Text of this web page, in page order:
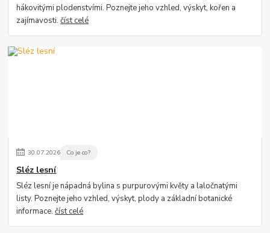
hákovitými plodenstvími. Poznejte jeho vzhled, výskyt, kořen a
zajímavosti.číst celé
30.07.2026 Co je co?
Sléz lesní
Sléz lesní je nápadná bylina s purpurovými květy a laločnatými
listy. Poznejte jeho vzhled, výskyt, plody a základní botanické
informace.číst celé